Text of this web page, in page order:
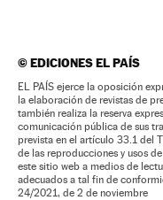
©EDICIONES EL PAÍS
EL PAÍS ejerce la oposición
la elaboración de revistas de
también realiza la reserva
comunicación pública de sus
prevista en el artículo 33.1 del
de las reproducciones y usos
este sitio web a medios de
adecuados a tal fin de
24/2021, de 2 de noviembre